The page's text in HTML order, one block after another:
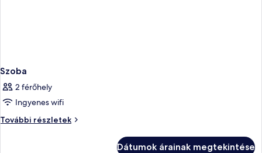
Szoba
2 férőhely
Ingyenes wifi
További részletek
Szoba
Dátumok árainak megtekintése